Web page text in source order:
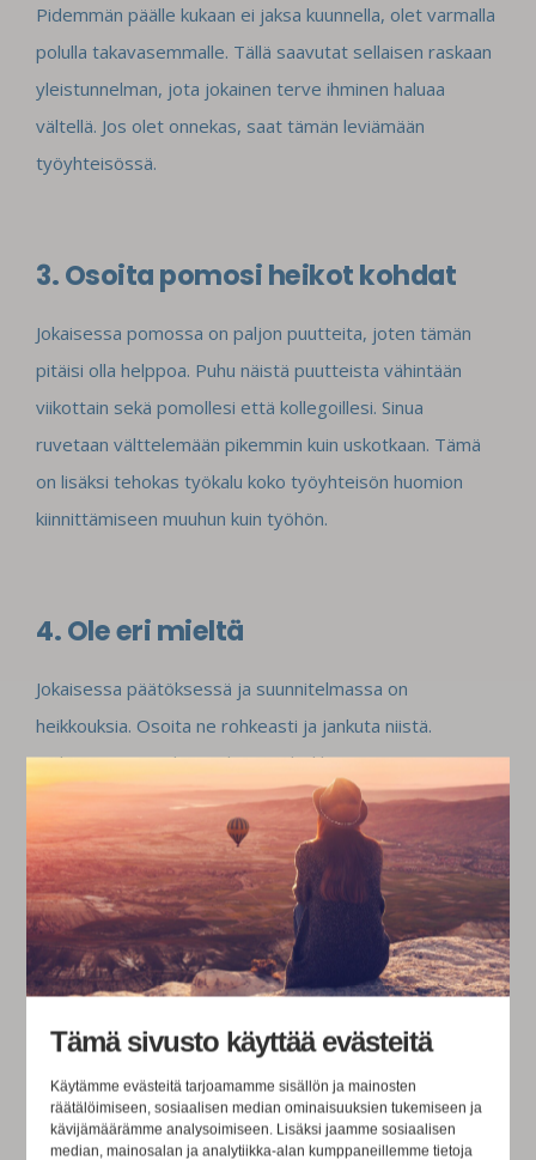
Tämä sivusto käyttää evästeitä
Käytämme evästeitä tarjoamamme sisällön ja mainosten
räätälöimiseen, sosiaalisen median ominaisuuksien tukemiseen ja
kävijämäärämme analysoimiseen. Lisäksi jaamme sosiaalisen
median, mainosalan ja analytiikka-alan kumppaneillemme tietoja
Pidemmän päälle kukaan ei jaksa kuunnella, olet varmalla
polulla takavasemmalle. Tällä saavutat sellaisen raskaan
yleistunnelman, jota jokainen terve ihminen haluaa
vältellä. Jos olet onnekas, saat tämän leviämään
työyhteisössä.
3. Osoita pomosi heikot kohdat
Jokaisessa pomossa on paljon puutteita, joten tämän
pitäisi olla helppoa. Puhu näistä puutteista vähintään
viikottain sekä pomollesi että kollegoillesi. Sinua
ruvetaan välttelemään pikemmin kuin uskotkaan. Tämä
on lisäksi tehokas työkalu koko työyhteisön huomion
kiinnittämiseen muuhun kuin työhön.
4. Ole eri mieltä
Jokaisessa päätöksessä ja suunnitelmassa on
heikkouksia. Osoita ne rohkeasti ja jankuta niistä.
Jankuttamisen tehoa vahvistaa kaikkitietävä sävy. Tämän
tehon näet siinä, että kohta kukaan ei halua sinua
suunnittelupalavereihin tai mukaan ideointiin.
5. Levitä tarinoita
takana. Puhu kaikista ristiin pahaa, mutta niin, että väität
heidän puhuneen pahaa. Sinä vain viattomasti raportoit
tästä. Näin saat luottamusta rapautettua ja
kuppikuntaisuutta vahvistettua.